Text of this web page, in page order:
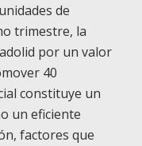
de
trimestre, la
por un valor
40
constituye un
un eficiente
factores que